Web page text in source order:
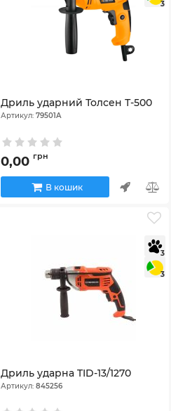
3
Дриль ударний Толсен Т-500
Артикул:79501A
0,00 грн
В кошик
3
3
Дриль ударна TID-13/1270
Артикул:845256